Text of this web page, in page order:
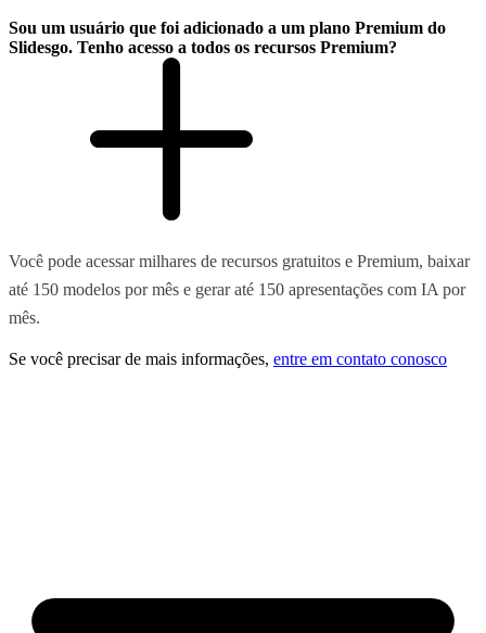
Sou um usuário que foi adicionado a um plano Premium do
Slidesgo. Tenho acesso a todos os recursos Premium?
Você pode acessar milhares de recursos gratuitos e Premium, baixar
até 150 modelos por mês e gerar até 150 apresentações com IA por
mês.
Se você precisar de mais informações, entre em contato conosco